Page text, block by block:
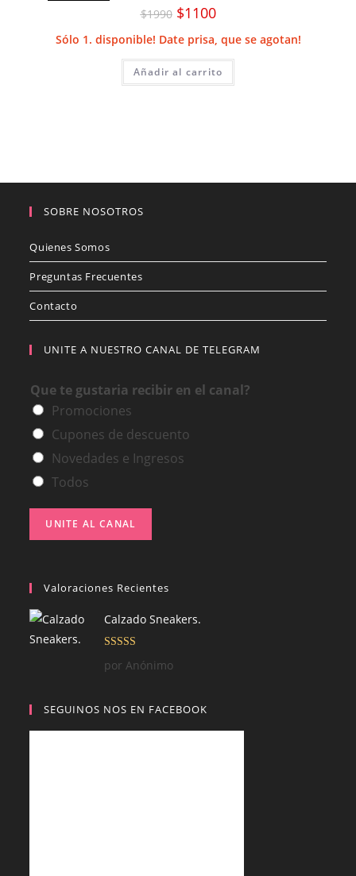
$1990 El
precio
original
era:
$1100El
precio
es:
Sólo 1. disponible! Date prisa, que se agotan!
Añadir al carrito
SOBRE NOSOTROS
Quienes Somos
Preguntas Frecuentes
Contacto
UNITE A NUESTRO CANAL DE TELEGRAM
Que te gustaria recibir en el canal?
Promociones
Cupones de descuento
Novedades e Ingresos
Todos
UNITE AL CANAL
Valoraciones Recientes
Calzado Sneakers.
Valorado con
5
por Anónimo
SEGUINOS NOS EN FACEBOOK